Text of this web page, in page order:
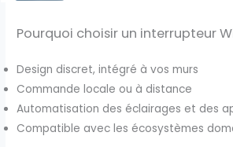
Pourquoi choisir un interrupteur
Design discret, intégré à vos murs
Commande locale ou à distance
Automatisation des éclairages et des
Compatible avec les écosystèmes